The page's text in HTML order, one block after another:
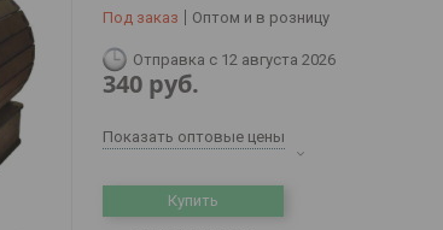
Под заказ Оптом и в розницу
Отправка с 12 августа 2026
340 руб.
Показать оптовые цены
Купить